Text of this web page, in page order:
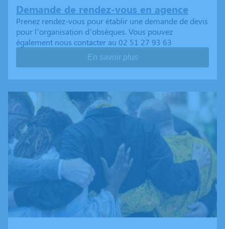
Demande de rendez-vous en agence
Prenez rendez-vous pour établir une demande de devis
pour l’organisation d’obsèques. Vous pouvez
également nous contacter au 02 51 27 93 63
En savoir plus